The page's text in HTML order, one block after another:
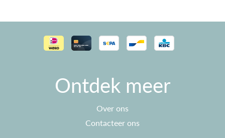
Ontdek meer
Over ons
Contacteer ons